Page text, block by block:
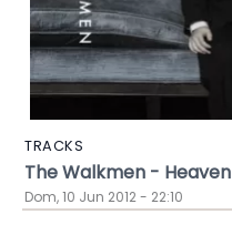
TRACKS
The Walkmen - Heaven
Dom, 10 Jun 2012 - 22:10